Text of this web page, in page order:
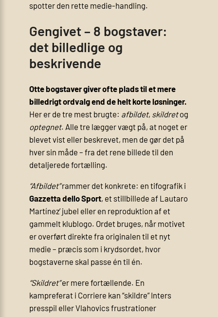
spotter den rette medie-handling.
Gengivet – 8 bogstaver:
det billedlige og
beskrivende
Otte bogstaver giver ofte plads til et mere
billedrigt ordvalg end de helt korte løsninger.
Her er de tre mest brugte: afbildet, skildretog
optegnet. Alle tre lægger vægt på, at noget er
blevet vist eller beskrevet, men de gør det på
hver sin måde – fra det rene billede til den
detaljerede fortælling.
“Afbildet”rammer det konkrete: en tifografik i
Gazzetta dello Sport, et stillbillede af Lautaro
Martínez’ jubel eller en reproduktion af et
gammelt klublogo. Ordet bruges, når motivet
er overført direkte fra originalen til et nyt
medie – præcis som i krydsordet, hvor
bogstaverne skal passe én til én.
“Skildret”er mere fortællende. En
kampreferat i Corriere kan “skildre” Inters
presspil eller Vlahovics frustrationer